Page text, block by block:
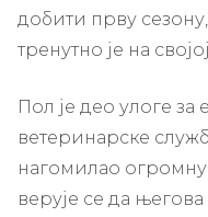
добити прву
тренутно је на
Пол је део улоге за
ветеринарске
нагомилао
верује се да